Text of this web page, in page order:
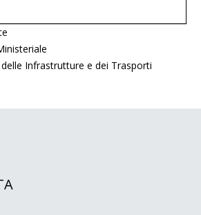
Infrastrutture e dei Trasporti